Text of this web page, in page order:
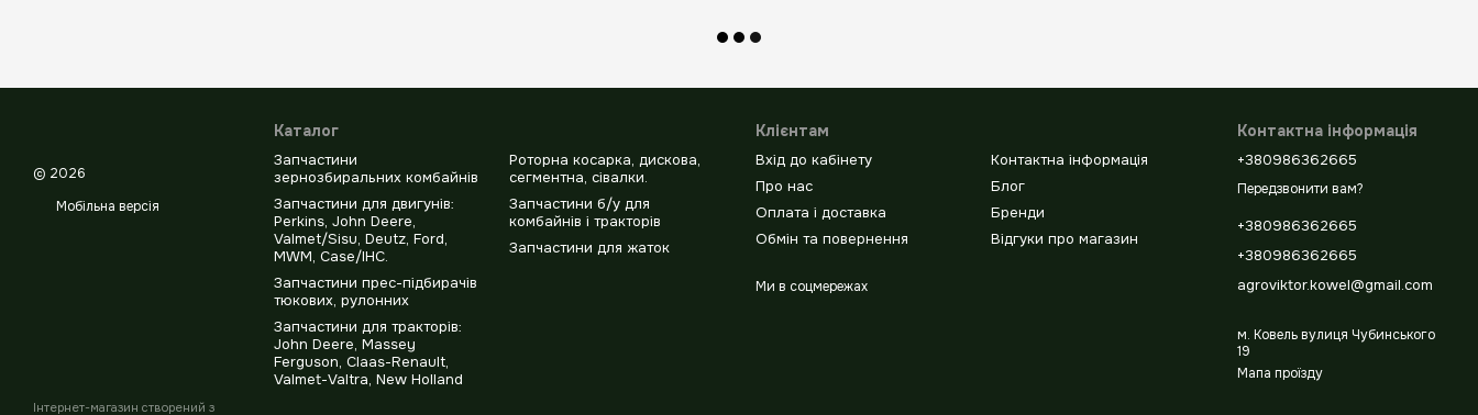
© 2026
Мобільна версія
Інтернет-магазин створений з
Каталог
Запчастини
зернозбиральних комбайнів
Запчастини для двигунів:
Perkins, John Deere,
Valmet/Sisu, Deutz, Ford,
MWM, Case/IHC.
Запчастини прес-підбирачів
тюкових, рулонних
Запчастини для тракторів:
John Deere, Massey
Ferguson, Claas-Renault,
Valmet-Valtra, New Holland
Роторна косарка, дискова,
сегментна, сівалки.
Запчастини б/у для
комбайнів і тракторів
Запчастини для жаток
Клієнтам
Вхід до кабінету
Про нас
Оплата і доставка
Обмін та повернення
Контактна інформація
Блог
Бренди
Відгуки про магазин
Ми в соцмережах
Контактна інформація
+380986362665
Передзвонити вам?
+380986362665
+380986362665
agroviktor.kowel@gmail.com
м. Ковель вулиця Чубинського
19
Мапа проїзду